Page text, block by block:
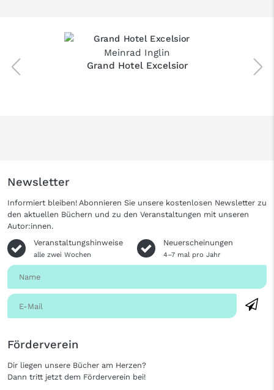
Meinrad Inglin
Grand Hotel Excelsior
Newsletter
Informiert bleiben! Abonnieren Sie unsere kostenlosen Newsletter zu
den aktuellen Büchern und zu den Veranstaltungen mit unseren
Autor:innen.
Veranstaltungshinweise
alle zwei Wochen
Neuerscheinungen
4–7 mal pro Jahr
Förderverein
Dir liegen unsere Bücher am Herzen?
Dann tritt jetzt dem Förderverein bei!